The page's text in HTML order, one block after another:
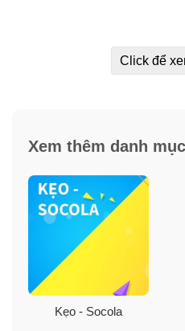
Click để
Xem thêm danh
Kẹo - Socola